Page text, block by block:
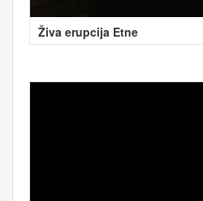
Živa erupcija Etne